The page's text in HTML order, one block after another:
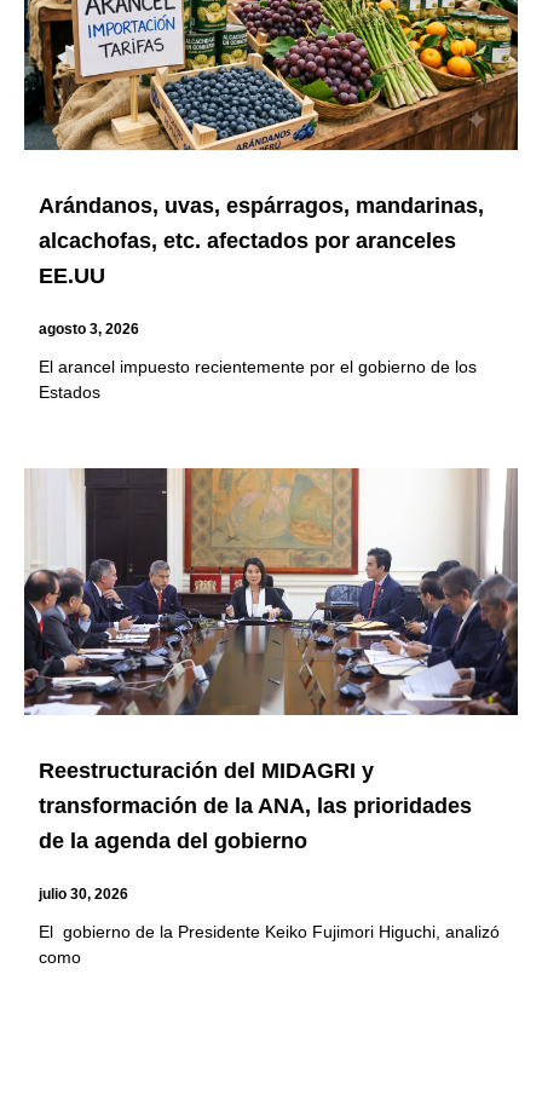
Arándanos, uvas, espárragos, mandarinas,
alcachofas, etc. afectados por aranceles
EE.UU
agosto 3, 2026
El arancel impuesto recientemente por el gobierno de los
Estados
Reestructuración del MIDAGRI y
transformación de la ANA, las prioridades
de la agenda del gobierno
julio 30, 2026
El gobierno de la Presidente Keiko Fujimori Higuchi, analizó
como